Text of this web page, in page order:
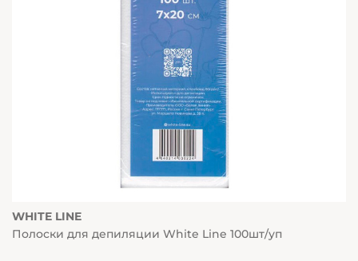
WHITE LINE
Полоски для депиляции White Line 100шт/уп